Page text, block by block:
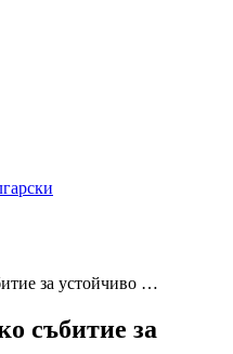
за устойчиво …
събитие за